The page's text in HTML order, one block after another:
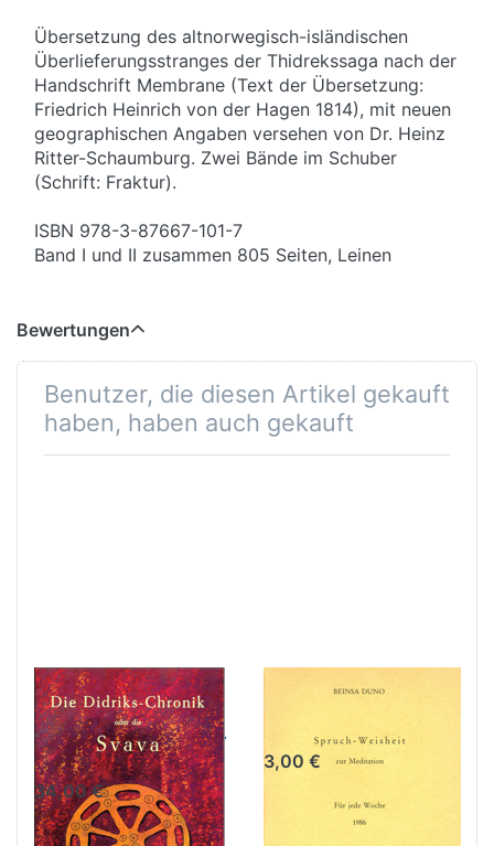
Übersetzung des altnorwegisch-isländischen
Überlieferungsstranges der Thidrekssaga nach der
Handschrift Membrane (Text der Übersetzung:
Friedrich Heinrich von der Hagen 1814), mit neuen
geographischen Angaben versehen von Dr. Heinz
Ritter-Schaumburg. Zwei Bände im Schuber
(Schrift: Fraktur).
ISBN 978-3-87667-101-7
Band I und II zusammen 805 Seiten, Leinen
Bewertungen
Benutzer, die diesen Artikel gekauft
haben, haben auch gekauft
Die Didriks-
Chronik oder die
Svava
34,00 €
Spruch-Weisheit
3,00 €